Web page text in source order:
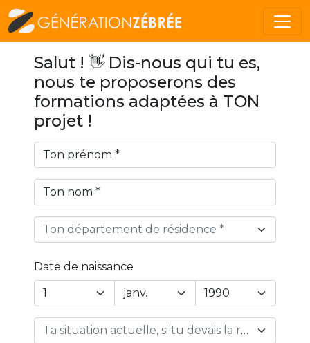
Salut ! 👋 Dis-nous qui tu es,
nous te proposerons des
formations adaptées à TON
projet !
Ton département de résidence *
Date de naissance
Year
Day
Ta situation actuelle, si tu devais la résumer en 1 mot… *